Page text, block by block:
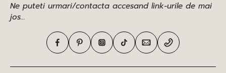
Ne puteti urmari/contacta accesand link-urile de mai
jos...